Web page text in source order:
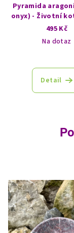
Pyramida
onyx) - Životní
7,5 cm - Moc
495 Kč
Na dotaz
Detail